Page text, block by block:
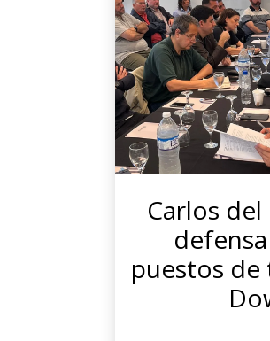
Carlos del
puestos de